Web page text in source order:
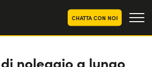
CHATTA CON NOI
LUNGO TERMINE
noleggio a lungo